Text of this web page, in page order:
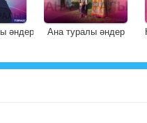
әндер Ана туралы әндер